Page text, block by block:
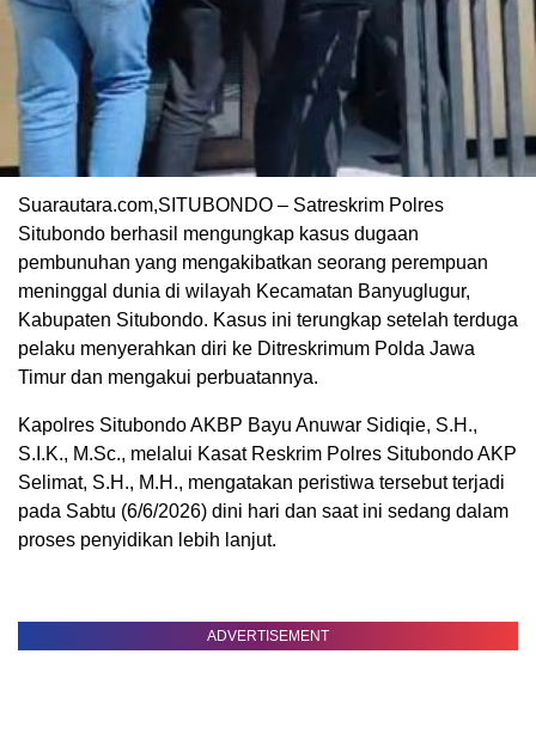
Suarautara.com,SITUBONDO – Satreskrim Polres
Situbondo berhasil mengungkap kasus dugaan
pembunuhan yang mengakibatkan seorang perempuan
meninggal dunia di wilayah Kecamatan Banyuglugur,
Kabupaten Situbondo. Kasus ini terungkap setelah terduga
pelaku menyerahkan diri ke Ditreskrimum Polda Jawa
Timur dan mengakui perbuatannya.
Kapolres Situbondo AKBP Bayu Anuwar Sidiqie, S.H.,
S.I.K., M.Sc., melalui Kasat Reskrim Polres Situbondo AKP
Selimat, S.H., M.H., mengatakan peristiwa tersebut terjadi
pada Sabtu (6/6/2026) dini hari dan saat ini sedang dalam
proses penyidikan lebih lanjut.
ADVERTISEMENT